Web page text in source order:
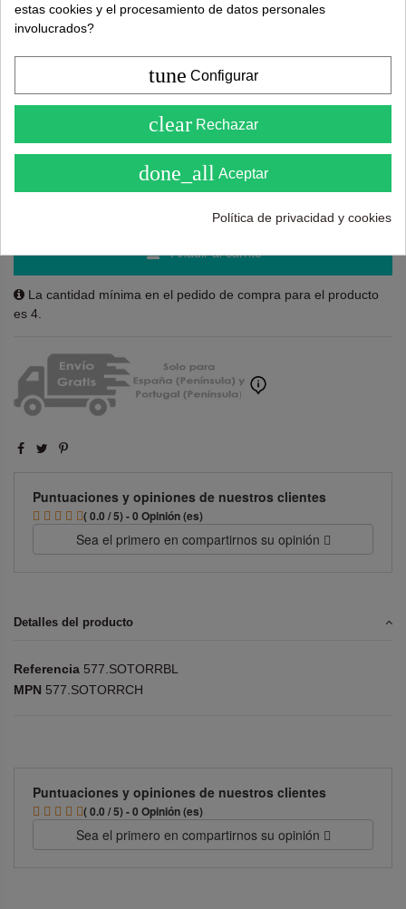
Recuerda utiliza "PROMO"para obtener un
extra.Más info
47,00 €
Añadir al carrito
La cantidad mínima en el pedido de compra para el producto
es 4.
Puntuaciones y opiniones de nuestros clientes
( 0.0 / 5) - 0 Opinión (es)
Sea el primero en compartirnos su opinión
Detalles del producto
Referencia 577.SOTORRBL
MPN 577.SOTORRCH
Puntuaciones y opiniones de nuestros clientes
( 0.0 / 5) - 0 Opinión (es)
Sea el primero en compartirnos su opinión
estas cookies y el procesamiento de datos personales
involucrados?
tune Configurar
clear Rechazar
done_all Aceptar
Política de privacidad y cookies